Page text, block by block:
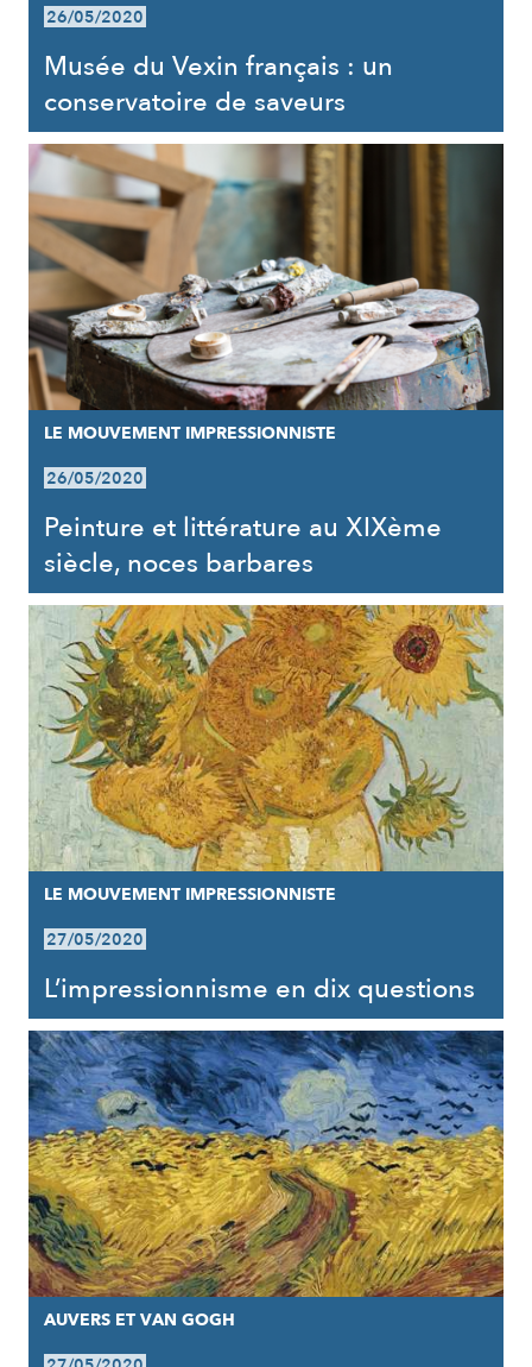
26/05/2020
Musée du Vexin français : un
conservatoire de saveurs
LE MOUVEMENT IMPRESSIONNISTE
26/05/2020
Peinture et littérature au XIXème
siècle, noces barbares
LE MOUVEMENT IMPRESSIONNISTE
27/05/2020
L’impressionnisme en dix questions
AUVERS ET VAN GOGH